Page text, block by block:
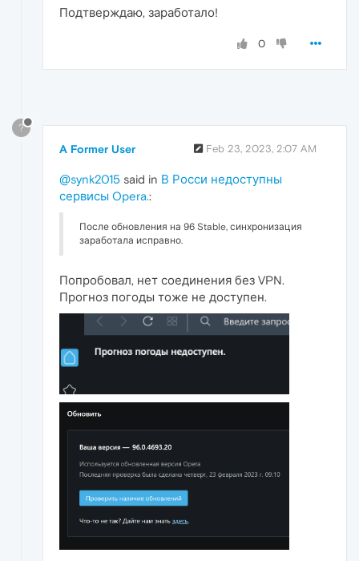
Подтверждаю, заработало!
0
?
A Former User Feb 23, 2023, 2:07 AM
@synk2015 said in В Росси недоступны
сервисы Opera.:
После обновления на 96 Stable, синхронизация
заработала исправно.
Попробовал, нет соединения без VPN.
Прогноз погоды тоже не доступен.